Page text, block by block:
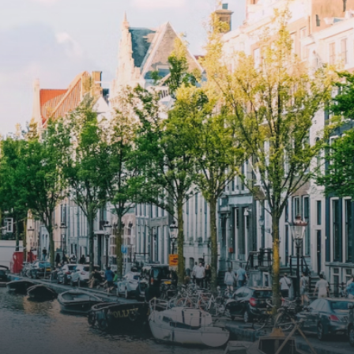
spaces.The building incorporates
solar panels to generate energy
supply. The windows have solar
control glazing, and the apartments
have climate control driven by a
thermal energy storage system.
Underfloor heating and cooling
contribute to a healthy indoor
environment. The atriums' seasonal
green walls provide natural summer
cooling, improved air quality and
acoustics, and are specially
designed to attract native birds and
butterflies.The bright residence
features an efficient and functional
open floor plan, a unique custom
kitchen, a bathroom and fitted
wardrobes. High-grade finishes